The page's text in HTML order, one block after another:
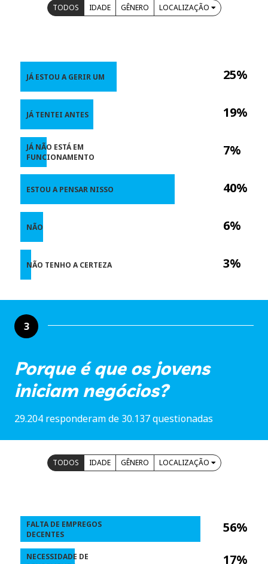
TODOS IDADE GÊNERO LOCALIZAÇÃO
25%
19%
7%
40%
6%
3%
JÁ ESTOU A GERIR UM
JÁ TENTEI ANTES
JÁ NÃO ESTÁ EM
FUNCIONAMENTO
ESTOU A PENSAR NISSO
NÃO
NÃO TENHO A CERTEZA
3
Porque é que os jovens
iniciam negócios?
29.204 responderam de 30.137 questionadas
TODOS IDADE GÊNERO LOCALIZAÇÃO
56%
17%
FALTA DE EMPREGOS
DECENTES
NECESSIDADE DE